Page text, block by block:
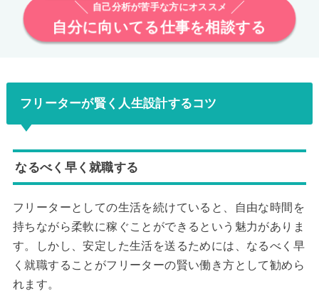
自己分析が苦手な方にオススメ
自分に向いてる仕事を相談する
フリーターが賢く人生設計するコツ
なるべく早く就職する
フリーターとしての生活を続けていると、自由な時間を
持ちながら柔軟に稼ぐことができるという魅力がありま
す。しかし、安定した生活を送るためには、なるべく早
く就職することがフリーターの賢い働き方として勧めら
れます。